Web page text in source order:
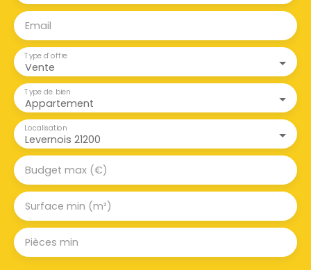
Email
Vente
Type d'offre
Appartement
Type de bien
Levernois 21200
Localisation
Budget max (€)
Surface min (m²)
Pièces min